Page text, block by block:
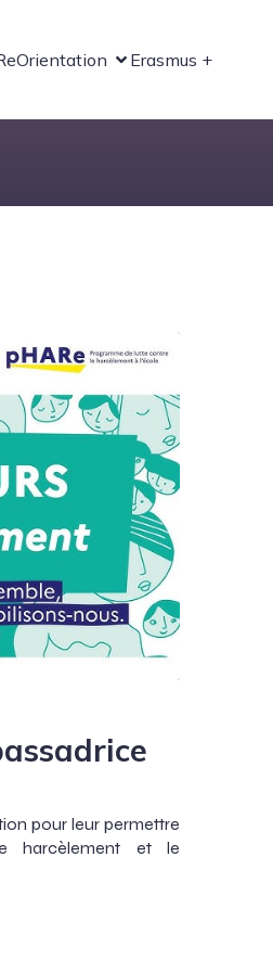
Orientation Erasmus +
pour leur permettre
harcèlement et le